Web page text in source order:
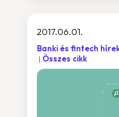
2017.06.01.
Banki és fintech
Összes cikk